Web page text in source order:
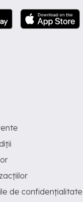
de confidențialitate